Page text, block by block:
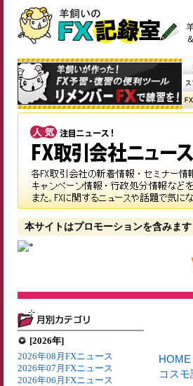
本サイトはプロモーションを含みます
[2026年]
2026年08月FXニュース
2026年07月FXニュース
2026年06月FXニュース
HOME
コスモ